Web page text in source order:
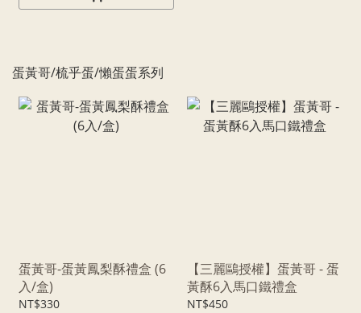
蛋黃哥/梳乎蛋/懶蛋蛋系列
蛋黃哥-蛋黃鳳梨酥禮盒 (6
入/盒)
NT$330
【三麗鷗授權】蛋黃哥 - 蛋
黃酥6入馬口鐵禮盒
NT$450